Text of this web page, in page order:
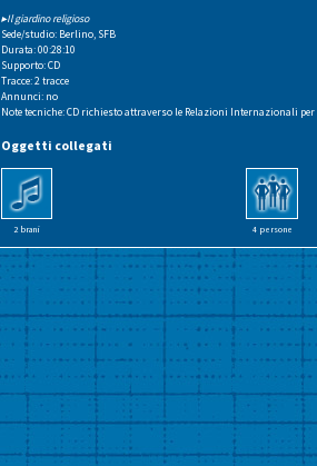
▸Il giardino religioso
Sede/studio: Berlino, SFB
Durata: 00:28:10
Supporto: CD
Tracce: 2 tracce
Annunci: no
Note tecniche: CD richiesto attraverso le Relazioni Internazionali per
Oggetti collegati
2 brani 4 persone